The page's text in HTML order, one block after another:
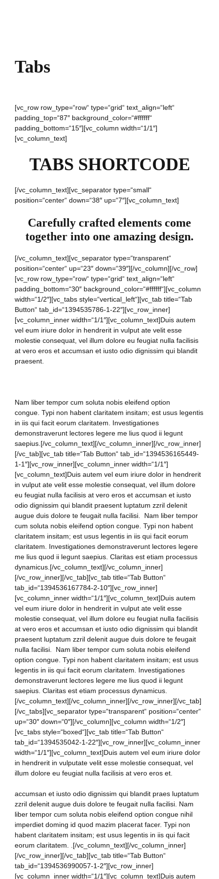
Tabs
[vc_row row_type=“row“ type=“grid“ text_align=“left“
padding_top=“87″ background_color=“#ffffff“
padding_bottom=“15″][vc_column width=“1/1″]
[vc_column_text]
TABS SHORTCODE
[/vc_column_text][vc_separator type=“small“
position=“center“ down=“38″ up=“7″][vc_column_text]
Carefully crafted elements come
together into one amazing design.
[/vc_column_text][vc_separator type=“transparent“
position=“center“ up=“23″ down=“39″][/vc_column][/vc_row]
[vc_row row_type=“row“ type=“grid“ text_align=“left“
padding_bottom=“30″ background_color=“#ffffff“][vc_column
width=“1/2″][vc_tabs style=“vertical_left“][vc_tab title=“Tab
Button“ tab_id=“1394535786-1-22″][vc_row_inner]
[vc_column_inner width=“1/1″][vc_column_text]Duis autem
vel eum iriure dolor in hendrerit in vulput ate velit esse
molestie consequat, vel illum dolore eu feugiat nulla facilisis
at vero eros et accumsan et iusto odio dignissim qui blandit
praesent.
Nam liber tempor cum soluta nobis eleifend option
congue. Typi non habent claritatem insitam; est usus legentis
in iis qui facit eorum claritatem. Investigationes
demonstraverunt lectores legere me lius quod ii legunt
saepius.[/vc_column_text][/vc_column_inner][/vc_row_inner]
[/vc_tab][vc_tab title=“Tab Button“ tab_id=“1394536165449-
1-1″][vc_row_inner][vc_column_inner width=“1/1″]
[vc_column_text]Duis autem vel eum iriure dolor in hendrerit
in vulput ate velit esse molestie consequat, vel illum dolore
eu feugiat nulla facilisis at vero eros et accumsan et iusto
odio dignissim qui blandit praesent luptatum zzril delenit
augue duis dolore te feugait nulla facilisi. Nam liber tempor
cum soluta nobis eleifend option congue. Typi non habent
claritatem insitam; est usus legentis in iis qui facit eorum
claritatem. Investigationes demonstraverunt lectores legere
me lius quod ii legunt saepius. Claritas est etiam processus
dynamicus.[/vc_column_text][/vc_column_inner]
[/vc_row_inner][/vc_tab][vc_tab title=“Tab Button“
tab_id=“1394536167784-2-10″][vc_row_inner]
[vc_column_inner width=“1/1″][vc_column_text]Duis autem
vel eum iriure dolor in hendrerit in vulput ate velit esse
molestie consequat, vel illum dolore eu feugiat nulla facilisis
at vero eros et accumsan et iusto odio dignissim qui blandit
praesent luptatum zzril delenit augue duis dolore te feugait
nulla facilisi. Nam liber tempor cum soluta nobis eleifend
option congue. Typi non habent claritatem insitam; est usus
legentis in iis qui facit eorum claritatem. Investigationes
demonstraverunt lectores legere me lius quod ii legunt
saepius. Claritas est etiam processus dynamicus.
[/vc_column_text][/vc_column_inner][/vc_row_inner][/vc_tab]
[/vc_tabs][vc_separator type=“transparent“ position=“center“
up=“30″ down=“0″][/vc_column][vc_column width=“1/2″]
[vc_tabs style=“boxed“][vc_tab title=“Tab Button“
tab_id=“1394535042-1-22″][vc_row_inner][vc_column_inner
width=“1/1″][vc_column_text]Duis autem vel eum iriure dolor
in hendrerit in vulputate velit esse molestie consequat, vel
illum dolore eu feugiat nulla facilisis at vero eros et.
accumsan et iusto odio dignissim qui blandit praes luptatum
zzril delenit augue duis dolore te feugait nulla facilisi. Nam
liber tempor cum soluta nobis eleifend option congue nihil
imperdiet doming id quod mazim placerat facer. Typi non
habent claritatem insitam; est usus legentis in iis qui facit
eorum claritatem. .[/vc_column_text][/vc_column_inner]
[/vc_row_inner][/vc_tab][vc_tab title=“Tab Button“
tab_id=“1394536990057-1-2″][vc_row_inner]
[vc_column_inner width=“1/1″][vc_column_text]Duis autem